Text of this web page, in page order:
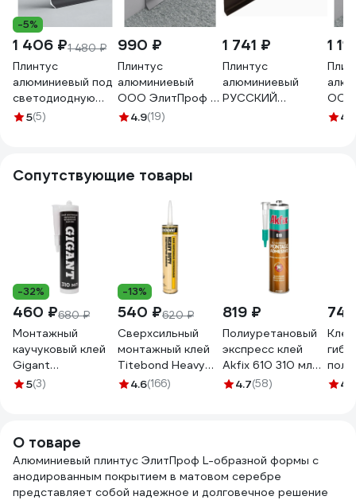
-5%
1 406 ₽1 480 ₽
Плинтус
алюминиевый под
светодиодную
ленту РУССКИЙ
черный, матовый,
рассеиватель 1шт.
4680427143274
5(5)
990 ₽
Плинтус
алюминиевый
ООО ЭлитПроф L-
образный
АСР 300
4.9(19)
1 741 ₽
Плинтус
алюминиевый
РУССКИЙ
1
ООО
4.9
Сопутствующие товары
-32%
460 ₽680 ₽
Монтажный
каучуковый клей
Gigant
прозрачный 310
5(3)
-13%
540 ₽620 ₽
Сверхсильный
монтажный клей
Titebond Heavy
Duty желтый
4.6(166)
819 ₽
Полиуретановый
экспресс клей
Akfix 610 310 мл
GA400
4.7(58) 4.9
О товаре
Алюминиевый плинтус ЭлитПроф L-образной формы с
анодированным покрытием в матовом серебре
представляет собой надежное и долговечное решение